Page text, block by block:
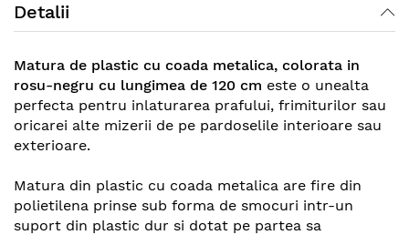
Detalii
Matura de plastic cu coada metalica, colorata in
rosu-negru cu lungimea de 120 cm este o unealta
perfecta pentru inlaturarea prafului, frimiturilor sau
oricarei alte mizerii de pe pardoselile interioare sau
exterioare.
Matura din plastic cu coada metalica are fire din
polietilena prinse sub forma de smocuri intr-un
suport din plastic dur si dotat pe partea sa